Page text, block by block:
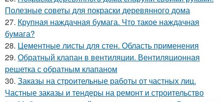
Полезные советы для покраски деревянного дома
27. Крупная наждачная бумага. Что такое наждачная
бумага?
28. Цементные листы для стен. Область применения
29. Обратный клапан в вентиляции. Вентиляционная
решетка с обратным клапаном
30. Заказы на строительные работы от частных лиц.
Частные заказы и тендеры на ремонт и строительство